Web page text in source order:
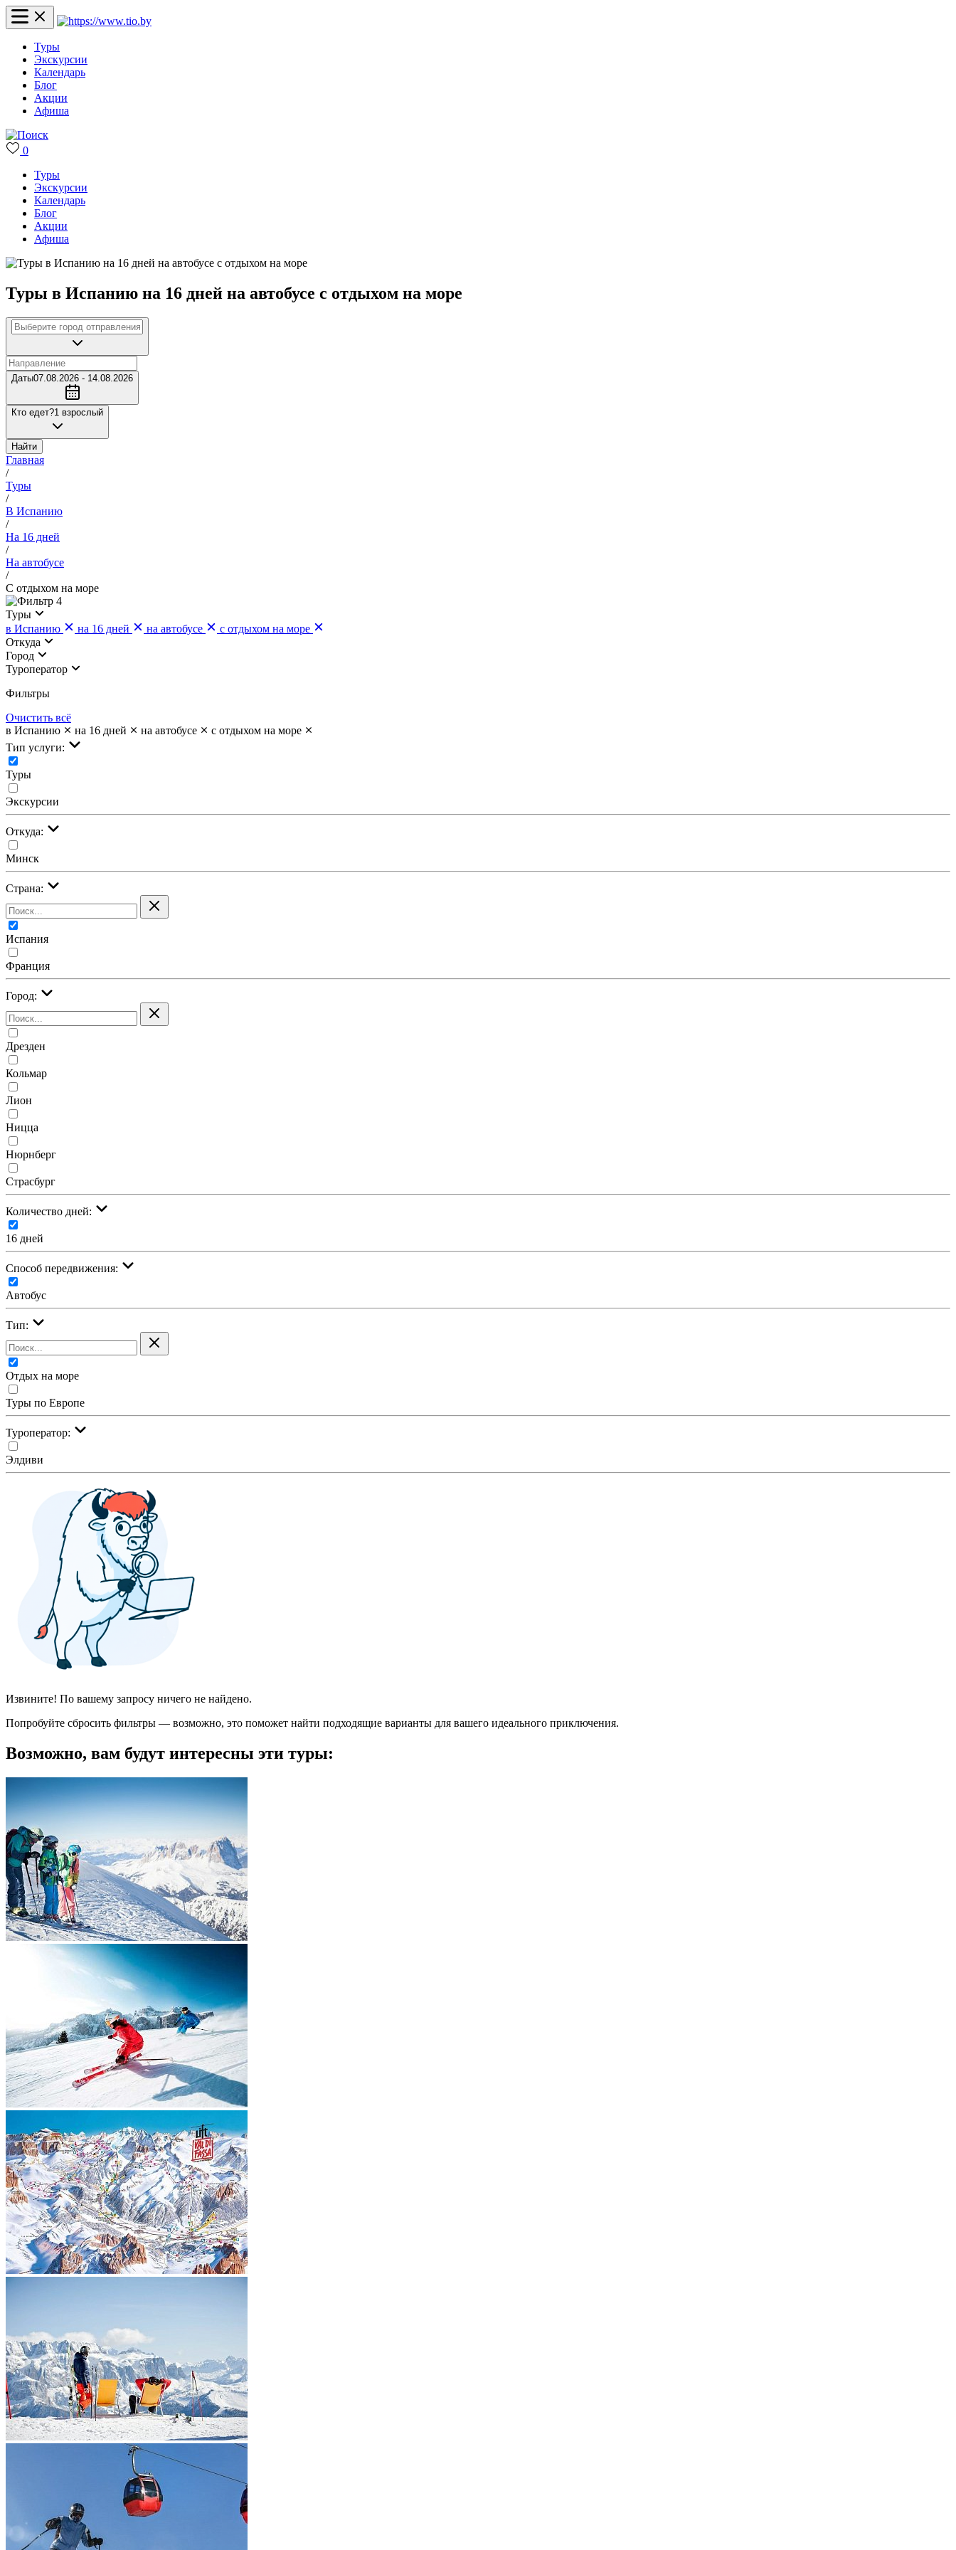
Туры
Экскурсии
Календарь
Блог
Акции
Афиша
0
Туры
Экскурсии
Календарь
Блог
Акции
Афиша
Туры в Испанию на 16 дней на автобусе с отдыхом на море
Даты07.08.2026 - 14.08.2026
Кто едет?1 взрослый
Найти
Главная
/
Туры
/
В Испанию
/
На 16 дней
/
На автобусе
/
С отдыхом на море
4
Туры
в Испанию
на 16 дней на автобусе
с отдыхом на море
Откуда
Город
Туроператор
Фильтры
Очистить всё
в Испанию
на 16 дней на автобусе
с отдыхом на море
Тип услуги:
Туры
Экскурсии
Откуда:
Минск
Страна:
Испания
Франция
Город:
Дрезден
Кольмар
Лион
Ницца
Нюрнберг
Страсбург
Количество дней:
16 дней
Cпособ передвижения:
Автобус
Тип:
Отдых на море
Туры по Европе
Туроператор:
Элдиви
Извините! По вашему запросу ничего не найдено.
Попробуйте сбросить фильтры — возможно, это поможет найти подходящие варианты для вашего идеального приключения.
Возможно, вам будут интересны эти туры: